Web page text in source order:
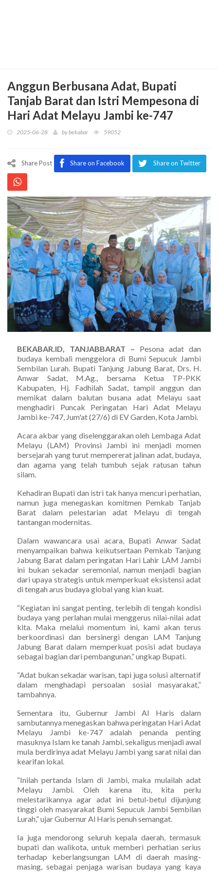
Anggun Berbusana Adat, Bupati
Tanjab Barat dan Istri Mempesona di
Hari Adat Melayu Jambi ke-747
2025-06-28 bybekabar 59052
Share Post Share on Facebook Share on Twitter
BEKABAR.ID, TANJABBARAT – Pesona adat dan
budaya kembali menggelora di Bumi Sepucuk Jambi
Sembilan Lurah. Bupati Tanjung Jabung Barat, Drs. H.
Anwar Sadat, M.Ag., bersama Ketua TP-PKK
Kabupaten, Hj. Fadhilah Sadat, tampil anggun dan
memikat dalam balutan busana adat Melayu saat
menghadiri Puncak Peringatan Hari Adat Melayu
Jambi ke-747, Jum'at (27/6) di EV Garden, Kota Jambi.
Acara akbar yang diselenggarakan oleh Lembaga Adat
Melayu (LAM) Provinsi Jambi ini menjadi momen
bersejarah yang turut mempererat jalinan adat, budaya,
dan agama yang telah tumbuh sejak ratusan tahun
silam.
Kehadiran Bupati dan istri tak hanya mencuri perhatian,
namun juga menegaskan komitmen Pemkab Tanjab
Barat dalam pelestarian adat Melayu di tengah
tantangan modernitas.
Dalam wawancara usai acara, Bupati Anwar Sadat
menyampaikan bahwa keikutsertaan Pemkab Tanjung
Jabung Barat dalam peringatan Hari Lahir LAM Jambi
ini bukan sekadar seremonial, namun menjadi bagian
dari upaya strategis untuk memperkuat eksistensi adat
di tengah arus budaya global yang kian kuat.
“Kegiatan ini sangat penting, terlebih di tengah kondisi
budaya yang perlahan mulai menggerus nilai-nilai adat
kita. Maka melalui momentum ini, kami akan terus
berkoordinasi dan bersinergi dengan LAM Tanjung
Jabung Barat dalam memperkuat posisi adat budaya
sebagai bagian dari pembangunan,” ungkap Bupati.
“Adat bukan sekadar warisan, tapi juga solusi alternatif
dalam menghadapi persoalan sosial masyarakat,”
tambahnya.
Sementara itu, Gubernur Jambi Al Haris dalam
sambutannya menegaskan bahwa peringatan Hari Adat
Melayu Jambi ke-747 adalah penanda penting
masuknya Islam ke tanah Jambi, sekaligus menjadi awal
mula berdirinya adat Melayu Jambi yang sarat nilai dan
kearifan lokal.
“Inilah pertanda Islam di Jambi, maka mulailah adat
Melayu Jambi. Oleh karena itu, kita perlu
melestarikannya agar adat ini betul-betul dijunjung
tinggi oleh masyarakat Bumi Sepucuk Jambi Sembilan
Lurah,” ujar Gubernur Al Haris penuh semangat.
Ia juga mendorong seluruh kepala daerah, termasuk
bupati dan walikota, untuk memberi perhatian serius
terhadap keberlangsungan LAM di daerah masing-
masing, sebagai penjaga warisan budaya yang kaya